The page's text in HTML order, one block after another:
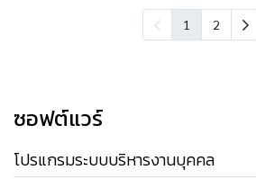
1 2
ซอฟต์แวร์
โปรแกรมระบบบริหารงานบุคคล